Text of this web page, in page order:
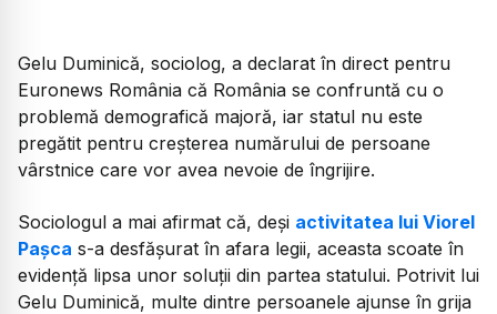
Gelu Duminică, sociolog, a declarat în direct pentru
Euronews România că România se confruntă cu o
problemă demografică majoră, iar statul nu este
pregătit pentru creșterea numărului de persoane
vârstnice care vor avea nevoie de îngrijire.
Sociologul a mai afirmat că, deși activitatea lui Viorel
Pașca s-a desfășurat în afara legii, aceasta scoate în
evidență lipsa unor soluții din partea statului. Potrivit lui
Gelu Duminică, multe dintre persoanele ajunse în grija